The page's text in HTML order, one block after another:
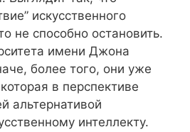
искусственного
не способно остановить.
имени Джона
более того, они уже
в перспективе
альтернативой
интеллекту.